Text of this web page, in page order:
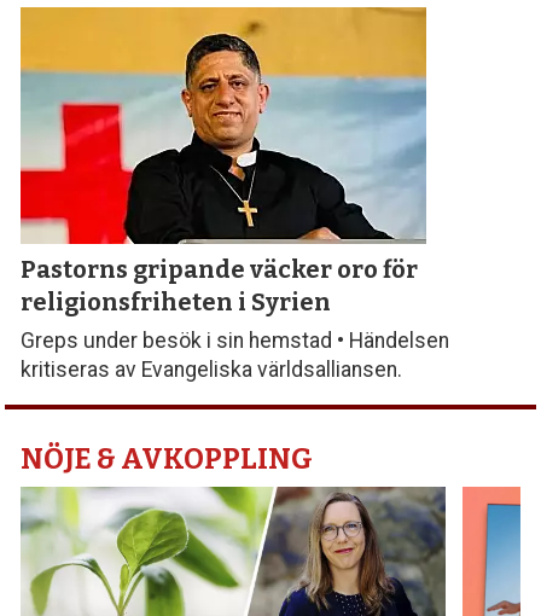
Pastorns gripande väcker oro för
religionsfriheten i Syrien
Greps under besök i sin hemstad • Händelsen
kritiseras av Evangeliska världsalliansen.
NÖJE & AVKOPPLING